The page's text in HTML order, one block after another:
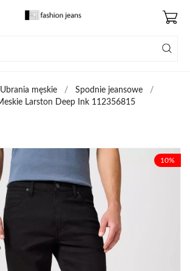
Ubrania męskie
Spodnie jeansowe
Larston Deep Ink 112356815
10%